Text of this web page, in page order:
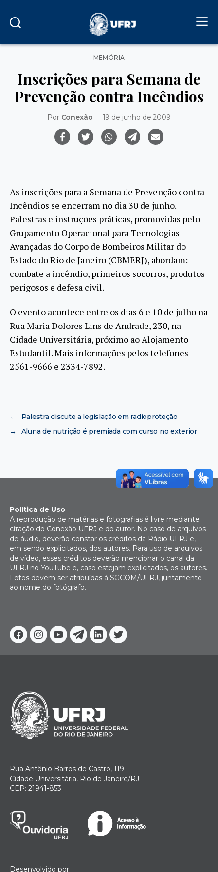
Categorias
MEMÓRIA
Inscrições para Semana de
Prevenção contra Incêndios
Por Conexão 19 de junho de 2009
As inscrições para a Semana de Prevenção contra
Incêndios se encerram no dia 30 de junho.
Palestras e instruções práticas, promovidas pelo
Grupamento Operacional para Tecnologias
Avançadas do Corpo de Bombeiros Militar do
Estado do Rio de Janeiro (CBMERJ), abordam:
combate a incêndio, primeiros socorros, produtos
perigosos e defesa civil.
O evento acontece entre os dias 6 e 10 de julho na
Rua Maria Dolores Lins de Andrade, 230, na
Cidade Universitária, próximo ao Alojamento
Estudantil. Mais informações pelos telefones
2561-9666 e 2334-7892.
←
Palestra discute a legislação em radioproteção
→
Aluna de nutrição é premiada com curso no exterior
Facebook
Instagram
YoutubeTelegram
Linkedin
Twitter
Política de Uso
A reprodução de matérias e fotografias é livre mediante
citação do Conexão UFRJ e do autor. No caso de arquivos
de áudio, deverão constar os créditos da Rádio UFRJ e,
em sendo explicitados, dos autores. Para uso de arquivos
de vídeo, esses créditos deverão mencionar o canal da
UFRJ no YouTube e, caso estejam explicitados, os autores.
Fotos devem ser atribuídas à SGCOM/UFRJ, juntamente
ao nome do fotógrafo.
Rua Antônio Barros de Castro, 119
Cidade Universitária, Rio de Janeiro/RJ
CEP: 21941-853
Desenvolvido por